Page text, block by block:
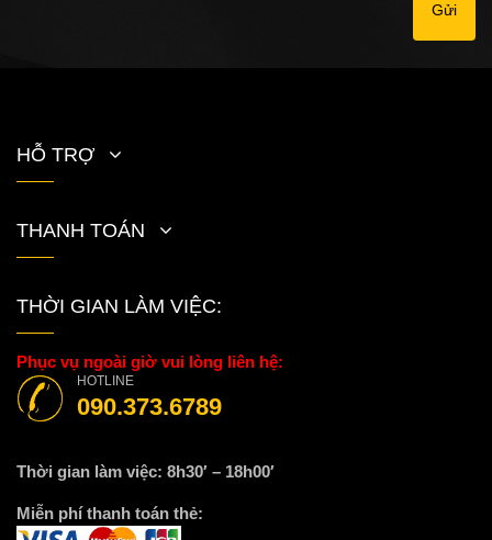
Gửi
HỖ TRỢ
THANH TOÁN
THỜI GIAN LÀM VIỆC:
Phục vụ ngoài giờ vui lòng liên hệ:
HOTLINE
090.373.6789
Thời gian làm việc: 8h30′ – 18h00′
Miễn phí thanh toán thẻ: